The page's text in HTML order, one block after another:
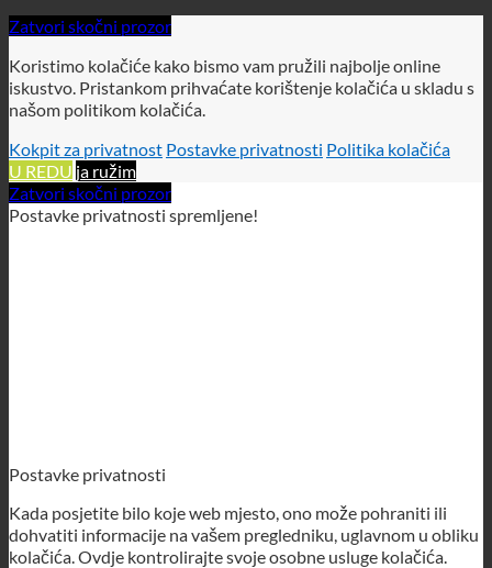
Webshop | njemački
Zatvori skočni prozor
Koristimo kolačiće kako bismo vam pružili najbolje online
našom politikom kolačića.
Kokpit za privatnostPostavke privatnosti
U REDUja ružim
Postavke privatnosti
Kada posjetite bilo koje web mjesto, ono može pohraniti ili